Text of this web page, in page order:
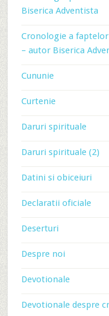
Biserica Adventista
Cronologie a
– autor Biserica
Cununie
Curtenie
Daruri spirituale
Daruri spirituale (2)
Datini si obiceiuri
Declaratii oficiale
Deserturi
Despre noi
Devotionale
Devotionale despre